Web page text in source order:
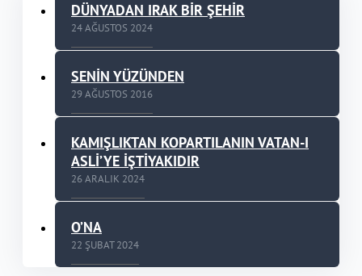
DÜNYADAN IRAK BİR ŞEHİR
24 AĞUSTOS 2024
SENİN YÜZÜNDEN
29 AĞUSTOS 2016
KAMIŞLIKTAN KOPARTILANIN VATAN-I
ASLİ’YE İŞTİYAKIDIR
26 ARALIK 2024
O’NA
22 ŞUBAT 2024